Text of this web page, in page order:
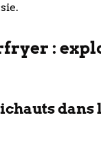
:
dans